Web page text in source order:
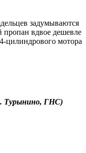
задумываются
вдвое дешевле
мотора
Турынино, ГНС)